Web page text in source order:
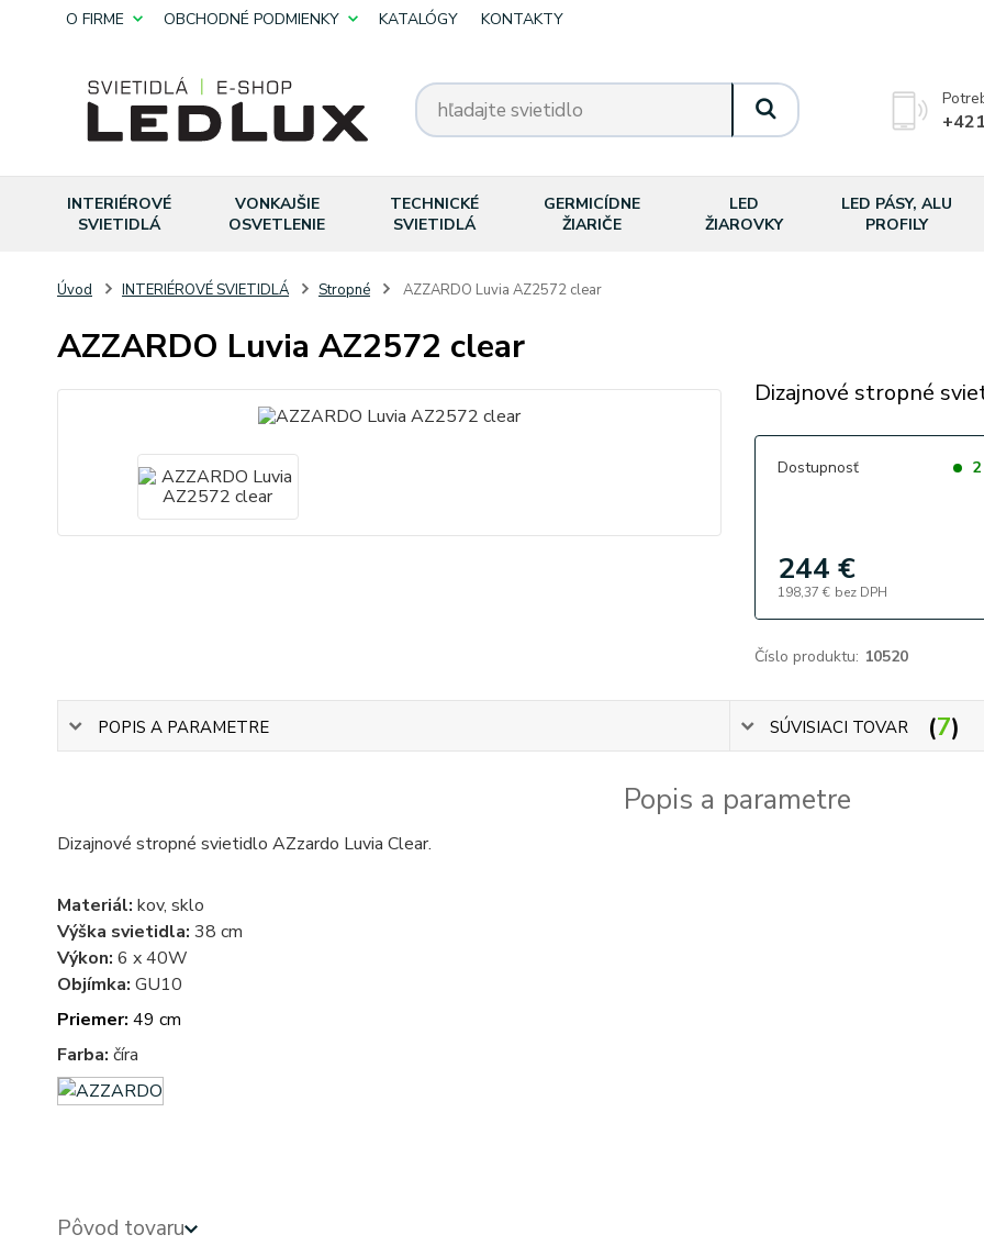
O FIRME OBCHODNÉ PODMIENKY KATALÓGY KONTAKTY
INTERIÉROVÉ
SVIETIDLÁ
VONKAJŠIE
OSVETLENIE
TECHNICKÉ
SVIETIDLÁ
GERMICÍDNE
ŽIARIČE
LED
ŽIAROVKY
LED PÁSY, ALU
PROFILY
Úvod INTERIÉROVÉ SVIETIDLÁ Stropné AZZARDO Luvia AZ2572 clear
AZZARDO Luvia AZ2572 clear
Dizajnové stropné
Dostupnosť
244 €
198,37 € bez DPH
Číslo produktu: 10520
POPIS A PARAMETRE SÚVISIACI TOVAR 7
Popis a parametre
Dizajnové stropné svietidlo AZzardo Luvia Clear.
Materiál: kov, sklo
Výška svietidla: 38 cm
Výkon: 6 x 40W
Objímka: GU10
Priemer: 49 cm
Farba: číra
Pôvod tovaru